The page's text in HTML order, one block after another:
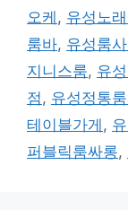
오케 , 유성노
룸바, 유성룸
지니스룸, 유
점, 유성정통
테이블가게 ,
퍼블릭룸싸롱,